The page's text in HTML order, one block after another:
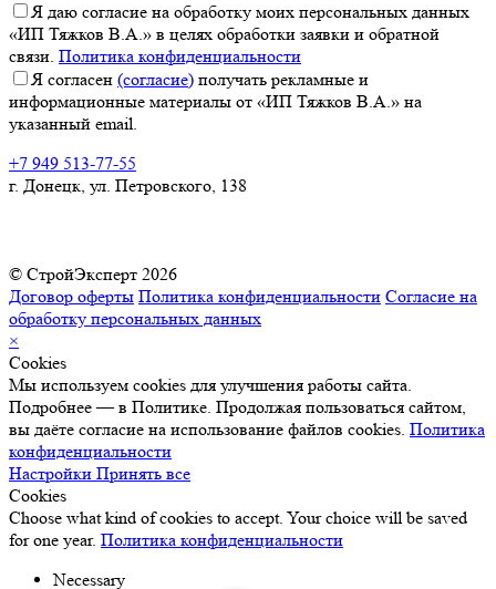
Я даю согласие на обработку моих персональных данных
«ИП Тяжков В.А.» в целях обработки заявки и обратной
связи. Политика конфиденциальности
Я согласен (согласие) получать рекламные и
информационные материалы от «ИП Тяжков В.А.» на
указанный email.
+7 949 513-77-55
г. Донецк, ул. Петровского, 138
© СтройЭксперт 2026
Договор оферты Политика конфиденциальности Согласие на
обработку персональных данных
×
Cookies
Мы используем cookies для улучшения работы сайта.
Подробнее — в Политике. Продолжая пользоваться сайтом,
вы даёте согласие на использование файлов cookies. Политика
конфиденциальности
Настройки Принять все
Cookies
Choose what kind of cookies to accept. Your choice will be saved
for one year. Политика конфиденциальности
Necessary